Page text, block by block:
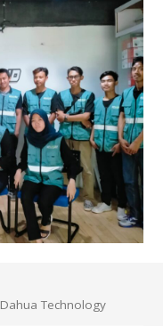
Dahua Technology